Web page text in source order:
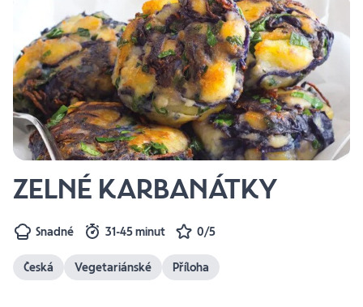
ZELNÉ KARBANÁTKY
Snadné 31-45 minut 0/5
Česká Vegetariánské Příloha